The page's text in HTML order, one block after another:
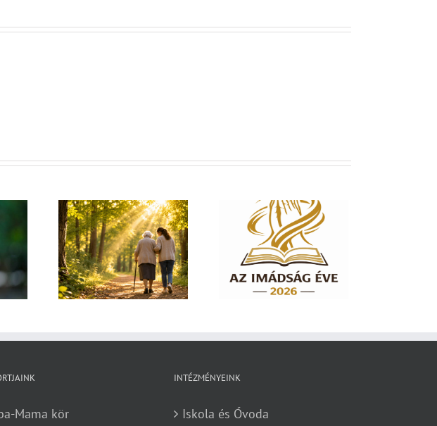
erdő, ki
II. rész
Imádság éve 2026 – El
nem hagylak téged
Mama kör
INTÉZMÉNYEINK
Iskola és Óvoda